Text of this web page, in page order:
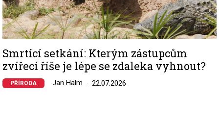
Smrtící setkání: Kterým zástupcům
zvířecí říše je lépe se zdaleka vyhnout?
PŘÍRODA Jan Halm 22.07.2026